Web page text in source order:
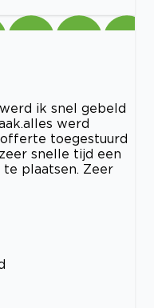
ik snel gebeld
werd
toegestuurd
snelle tijd een
plaatsen. Zeer